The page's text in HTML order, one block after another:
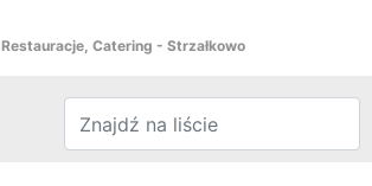
Restauracje, Catering - Strzałkowo